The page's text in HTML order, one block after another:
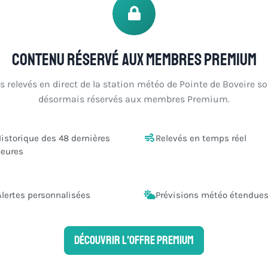
Contenu réservé aux membres Premium
relevés en direct de la station météo de Pointe de Boveire
désormais réservés aux membres Premium.
des 48 dernières
Relevés en temps réel
personnalisées Prévisions météo étendues
Découvrir l'offre Premium